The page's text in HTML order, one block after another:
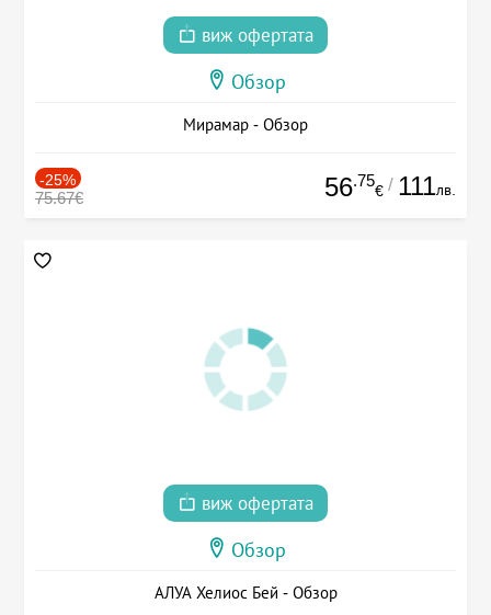
виж офертата
Обзор
Мирамар - Обзор
-25%
75.67€ 56.75
€ / 111лв.
виж офертата
Обзор
АЛУА Хелиос Бей - Обзор